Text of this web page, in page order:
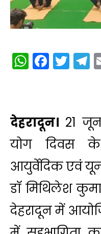
देहरादून। 21 जून
योग दिवस
आयुर्वेदिक एवं
डॉ मिथिलेश कुमार
देहरादून में